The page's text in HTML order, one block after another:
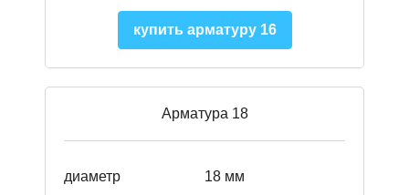
купить арматуру 16
Арматура 18
диаметр 18 мм